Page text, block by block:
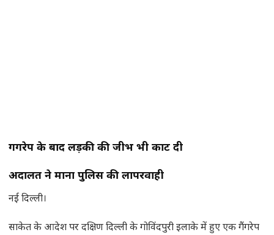
गैंगरेप के बाद लड़की की जीभ भी काट दी
अदालत ने माना पुलिस की लापरवाही
नई दिल्ली।
साकेत के आदेश पर दक्षिण दिल्ली के गोविंदपुरी इलाके में हुए एक गैंगरेप